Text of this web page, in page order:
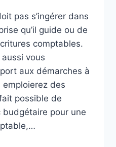
pas s’ingérer dans
qu’il guide ou de
comptables.
vous
aux démarches à
des
possible de
pour une